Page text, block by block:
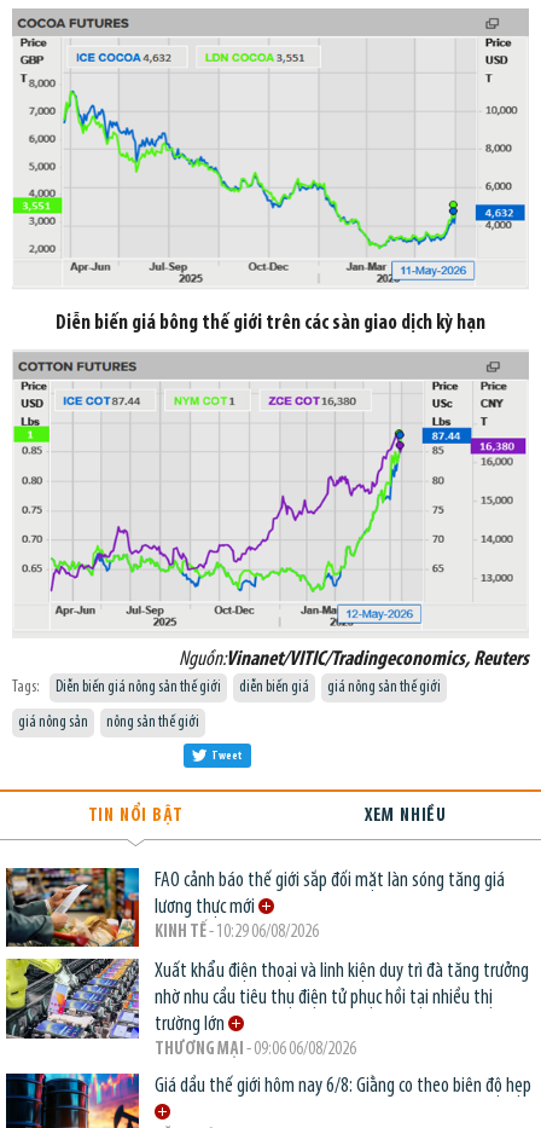
Diễn biến giá bông thế giới trên các sàn giao dịch kỳ hạn
Nguồn:Vinanet/VITIC/Tradingeconomics, Reuters
Tags: Diễn biến giá nông sản thế giới diễn biến giá
giá nông sản thế giới
giá nông sản
nông sản thế giới
Tweet
TIN NỔI BẬT XEM NHIỀU
FAO cảnh báo thế giới sắp đối mặt làn sóng tăng giá
lương thực mới
KINH TẾ- 10:29 06/08/2026
Xuất khẩu điện thoại và linh kiện duy trì đà tăng trưởng
nhờ nhu cầu tiêu thụ điện tử phục hồi tại nhiều thị
trường lớn
THƯƠNG MẠI - 09:06 06/08/2026
Giá dầu thế giới hôm nay 6/8: Giằng co theo biên độ hẹp